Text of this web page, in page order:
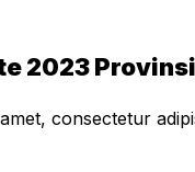
2023
consectetur